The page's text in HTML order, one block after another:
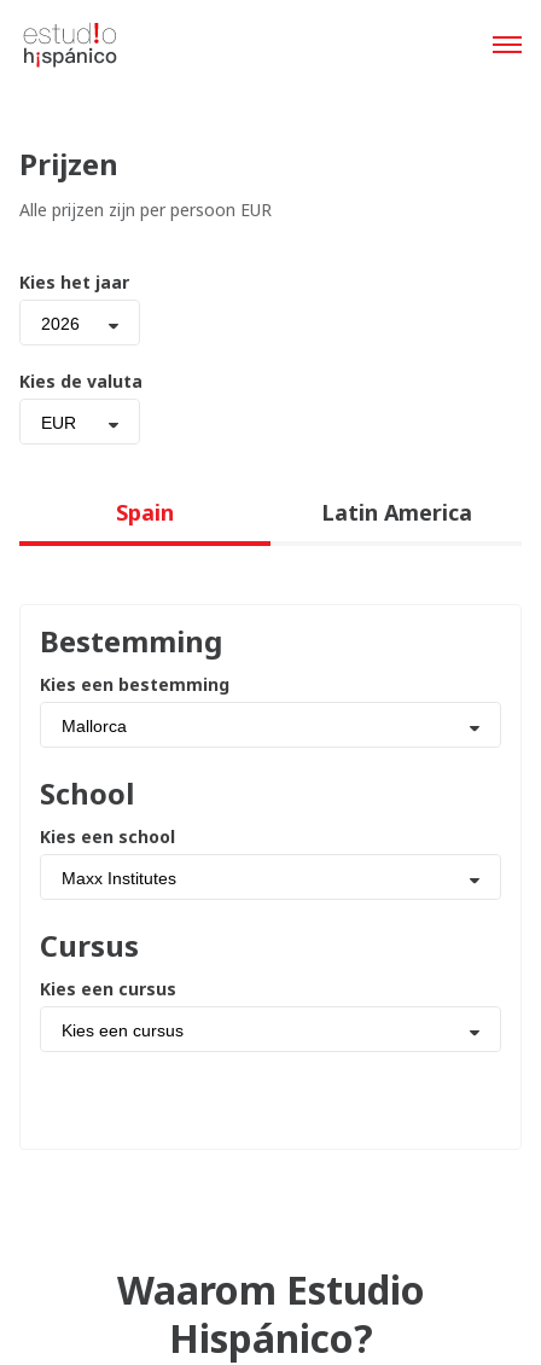
Prijzen
Alle prijzen zijn per persoon EUR
Kies het jaar
2026
Kies de valuta
EUR
Spain Latin America
Bestemming
Kies een bestemming
Mallorca
School
Kies een school
Maxx Institutes
Cursus
Kies een cursus
Kies een cursus
Waarom Estudio
Hispánico?